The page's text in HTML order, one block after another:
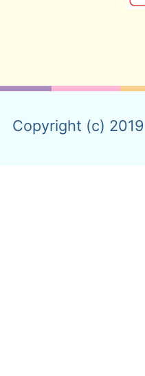
Copyright (c)